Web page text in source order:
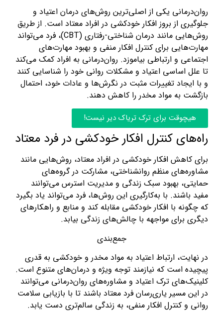
روان‌درمانی یکی از اصلی‌ترین روش‌های درمان اعتیاد و
جلوگیری از بروز افکار خودکشی در افراد معتاد است. از طریق
روش‌هایی مانند درمان شناختی-رفتاری (CBT)، فرد می‌تواند
مهارت‌هایی برای کنترل افکار منفی و بهبود مهارت‌های
اجتماعی و ارتباطی بیاموزد. روان‌درمانی به افراد کمک می‌کند
تا علل اساسی اعتیاد و مشکلات روانی خود را شناسایی کنند
و با ایجاد تغییرات مثبت در نگرش‌ها و عادات خود، احتمال
بازگشت به مواد مخدر را کاهش دهند.
هیچوقت برای ترک تریاک دیر نیست!
راه‌های کنترل افکار خودکشی در فرد معتاد
برای کاهش افکار خودکشی در افراد معتاد، روش‌هایی مانند
مشاوره‌های منظم روانشناختی، مشارکت در گروه‌های
حمایتی، بهبود سبک زندگی و مدیریت استرس می‌توانند
مفید باشند. با به‌کارگیری این روش‌ها، فرد می‌تواند یاد بگیرد
که چگونه با افکار خودکشی مقابله کند و منابع و راهکارهای
دیگری برای مواجهه با چالش‌های زندگی بیابد.
جمع‌بندی
در نهایت، ارتباط اعتیاد به مواد مخدر و خودکشی به قدری
پیچیده است که نیازمند توجه ویژه و درمان‌های متنوع است.
کلینیک‌های ترک اعتیاد و مشاوره‌های روان‌درمانی می‌توانند
در این مسیر یاری‌رسان فرد معتاد باشند تا با بازیابی سلامت
روانی و کنترل افکار منفی، به زندگی سالم‌تری دست یابد.